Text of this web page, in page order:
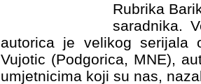
Rubrika
saradnika.
autorica je velikog serijala
Vujotic (Podgorica, MNE),
umjetnicima koji su nas,